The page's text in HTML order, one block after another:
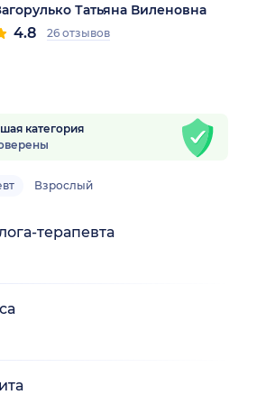
Татьяна Виленовна
4.8 26 отзывов
категория
Взрослый
терапевта